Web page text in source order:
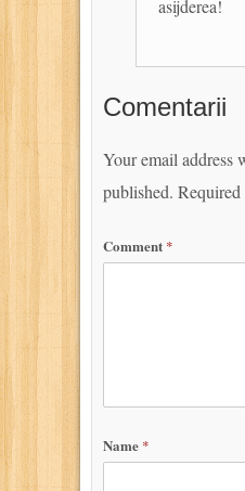
asijderea!
Comentarii
Your email address
published. Required
Comment *
Name *